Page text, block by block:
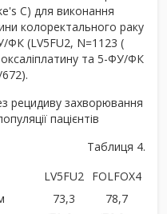
C) для виконання
колоректального раку
ФК (LV5FU2, N=1123 (
та 5-ФУ/ФК
рецидиву захворювання
пацієнтів
Таблиця 4.
LV5FU2 FOLFOX4
73,3
78,7